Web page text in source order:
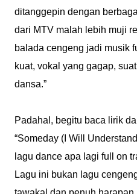
ditanggepin dengan
dari MTV malah lebih muji
balada cengeng jadi musik
kuat, vokal yang gagap,
dansa.”
Padahal, begitu baca lirik
“Someday (I Will
lagu dance apa lagi full on
Lagu ini bukan lagu